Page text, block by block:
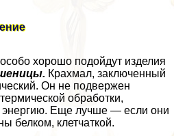
хорошо подойдут изделия
Крахмал, заключенный
Он не подвержен
обработки,
энергию. Еще лучше — если они
белком, клетчаткой.